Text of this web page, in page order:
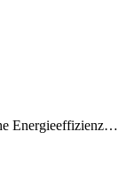
Energieeffizienz…